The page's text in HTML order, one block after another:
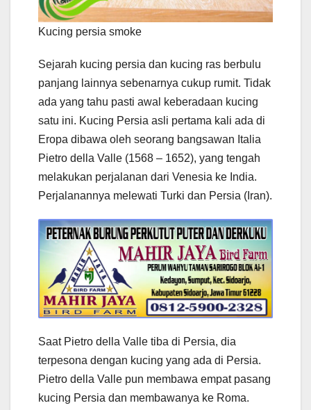
Kucing persia smoke
Sejarah kucing persia dan kucing ras berbulu
panjang lainnya sebenarnya cukup rumit. Tidak
ada yang tahu pasti awal keberadaan kucing
satu ini. Kucing Persia asli pertama kali ada di
Eropa dibawa oleh seorang bangsawan Italia
Pietro della Valle (1568 – 1652), yang tengah
melakukan perjalanan dari Venesia ke India.
Perjalanannya melewati Turki dan Persia (Iran).
Saat Pietro della Valle tiba di Persia, dia
terpesona dengan kucing yang ada di Persia.
Pietro della Valle pun membawa empat pasang
kucing Persia dan membawanya ke Roma.